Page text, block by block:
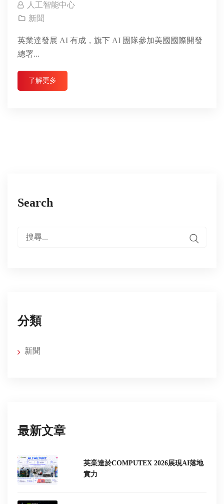
人工智能中心
新聞
英業達發展 AI 有成，旗下 AI 團隊參加美國國際開發
總署...
了解更多
Search
分類
新聞
最新文章
英業達於COMPUTEX 2026展現AI落地
實力